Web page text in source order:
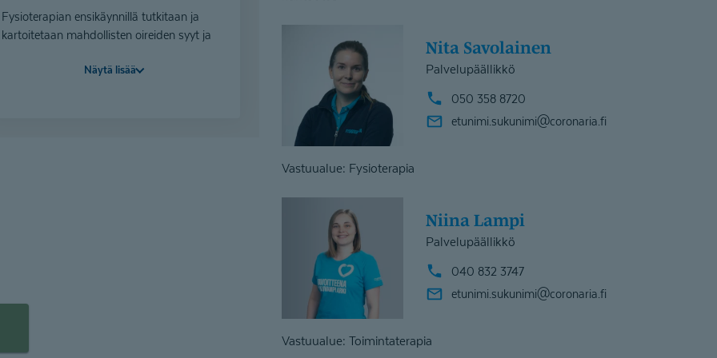
Fysioterapian ensikäynnillä tutkitaan ja
kartoitetaan mahdollisten oireiden syyt ja
Ensikäynnillä aloitetaan hoidolliset
Näytä lisää
Nita Savolainen
Palvelupäällikkö
050 358 8720
etunimi.sukunimi@coronaria.fi
Vastuualue: Fysioterapia
Niina Lampi
Palvelupäällikkö
040 832 3747
etunimi.sukunimi@coronaria.fi
Vastuualue: Toimintaterapia